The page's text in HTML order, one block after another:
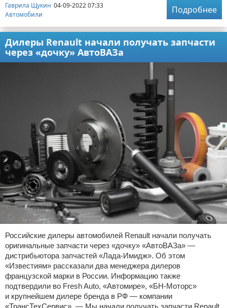
Гаврила Щукин 04-09-2022 07:33
Автомобили
Подробнее
Дилеры Renault начали получать запчасти
через «дочку» АвтоВАЗа
Российские дилеры автомобилей Renault начали получать
оригинальные запчасти через «дочку» «АвтоВАЗа» —
дистрибьютора запчастей «Лада-Имидж». Об этом
«Известиям» рассказали два менеджера дилеров
французской марки в России. Информацию также
подтвердили во Fresh Auto, «Автомире», «БН-Моторс»
и крупнейшем дилере бренда в РФ — компании
«ТрансТехСервис». — Мы начали получать запчасти Renault